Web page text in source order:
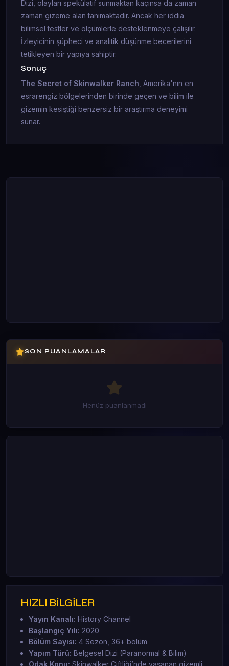
Dizi, olayları spekülatif sunmaktan kaçınsa da zaman
zaman gizeme alan tanımaktadır. Ancak her iddia
bilimsel testler ve ölçümlerle desteklenmeye çalışılır.
İzleyicinin şüpheci ve analitik düşünme becerilerini
tetikleyen bir yapıya sahiptir.
Sonuç
The Secret of Skinwalker Ranch , Amerika'nın en
esrarengiz bölgelerinden birinde geçen ve bilim ile
gizemin kesiştiği benzersiz bir araştırma deneyimi
sunar.
SON PUANLAMALAR
Henüz puanlanmadı
HIZLI BİLGİLER
Yayın Kanalı: History Channel
Başlangıç Yılı: 2020
Bölüm Sayısı: 4 Sezon, 36+ bölüm
Yapım Türü: Belgesel Dizi (Paranormal & Bilim)